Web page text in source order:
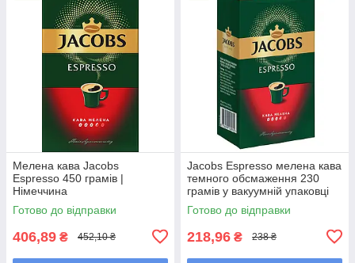
Мелена кава Jacobs
Espresso 450 грамів |
Німеччина
Готово до відправки
406,89 ₴ 452,10 ₴
Jacobs Espresso мелена кава
темного обсмаження 230
грамів у вакуумній упаковці
Готово до відправки
218,96 ₴ 238 ₴